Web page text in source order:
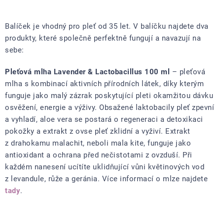
Balíček je vhodný pro pleť od 35 let. V balíčku najdete dva
produkty, které společně perfektně fungují a navazují na
sebe:
Pleťová mlha Lavender & Lactobacillus 100 ml
– pleťová
mlha s kombinací aktivních přírodních látek, díky kterým
funguje jako malý zázrak poskytující pleti okamžitou dávku
osvěžení, energie a výživy. Obsažené laktobacily pleť zpevní
a vyhladí, aloe vera se postará o regeneraci a detoxikaci
pokožky a extrakt z ovse pleť zklidní a vyživí. Extrakt
z drahokamu malachit, neboli mala kite, funguje jako
antioxidant a ochrana před nečistotami z ovzduší. Při
každém nanesení ucítíte uklidňující vůni květinových vod
z levandule, růže a geránia. Více informací o mlze najdete
tady.